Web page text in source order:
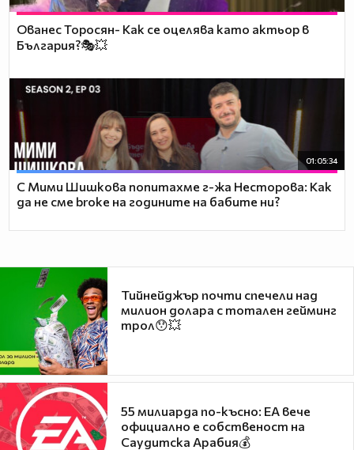
Ованес Торосян- Как се оцелява като актьор в
България?🎭💥
01:05:34
С Мими Шишкова попитахме г-жа Несторова: Как
да не сме broke на годините на бабите ни?
Тийнейджър почти спечели над
милион долара с тотален гейминг
трол😯💥
55 милиарда по-късно: EA вече
официално е собственост на
Саудитска Арабия💰